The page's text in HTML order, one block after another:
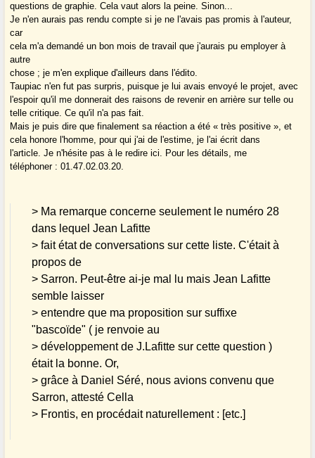
questions de graphie. Cela vaut alors la peine. Sinon...
Je n'en aurais pas rendu compte si je ne l'avais pas promis à l'auteur,
car
cela m'a demandé un bon mois de travail que j'aurais pu employer à
autre
chose ; je m'en explique d'ailleurs dans l'édito.
Taupiac n'en fut pas surpris, puisque je lui avais envoyé le projet, avec
l'espoir qu'il me donnerait des raisons de revenir en arrière sur telle ou
telle critique. Ce qu'il n'a pas fait.
Mais je puis dire que finalement sa réaction a été « très positive », et
cela honore l'homme, pour qui j'ai de l'estime, je l'ai écrit dans
l'article. Je n'hésite pas à le redire ici. Pour les détails, me
téléphoner : 01.47.02.03.20.
> Ma remarque concerne seulement le numéro 28
dans lequel Jean Lafitte
> fait état de conversations sur cette liste. C'était à
propos de
> Sarron. Peut-être ai-je mal lu mais Jean Lafitte
semble laisser
> entendre que ma proposition sur suffixe
"bascoïde" ( je renvoie au
> développement de J.Lafitte sur cette question )
était la bonne. Or,
> grâce à Daniel Séré, nous avions convenu que
Sarron, attesté Cella
> Frontis, en procédait naturellement : [etc.]